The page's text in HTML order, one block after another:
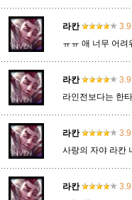
카이사 카직스 카타리
퀸 크산테 클레
트리스타나 트린다미어 트위스
라칸
3.9
ㅠㅠ 애 너무 어려
라칸
3.9
라인전보다는 한
라칸
3.9
사랑의 자야 라칸
라칸
3.9